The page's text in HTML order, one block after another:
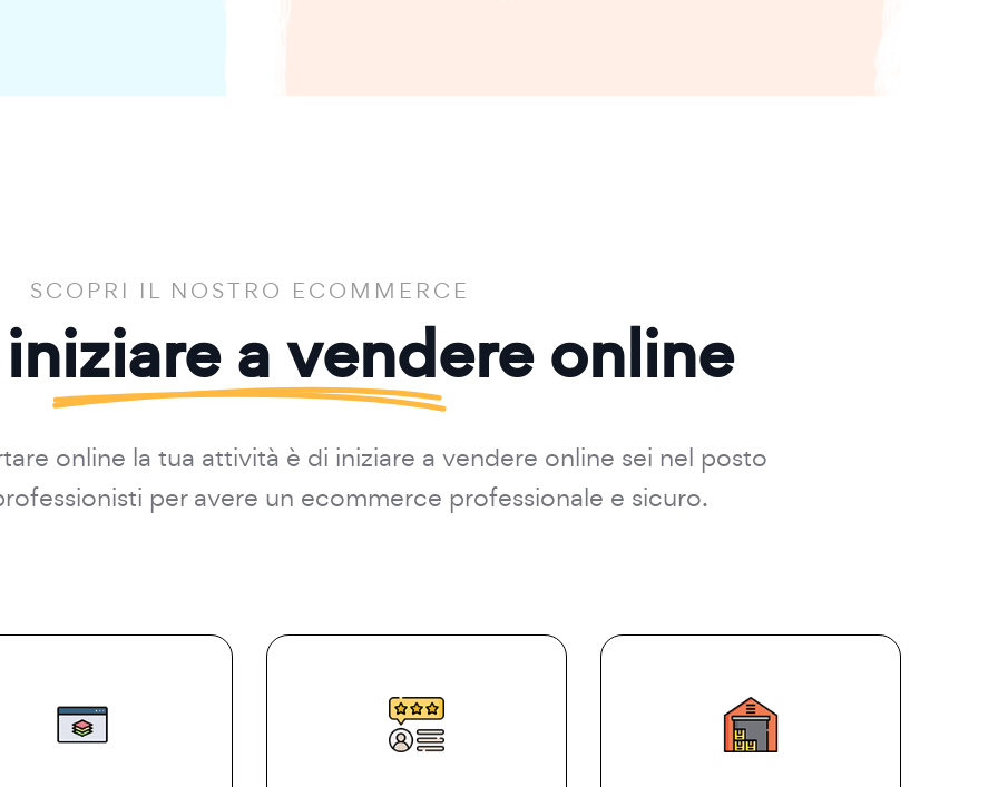
SCOPRI IL NOSTRO ECOMMERCE
a vendere online
online la tua attività è di iniziare a vendere online sei nel posto
per avere un ecommerce professionale e sicuro.